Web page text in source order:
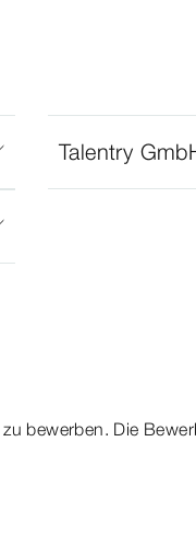
Talentry
bewerben. Die